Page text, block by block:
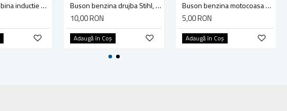
Ballast xenon D3S, super slim, 12v, 35w, 2000h, compatibil Volkswagen, Audi, Rover Bec auto cu halogen pentru far, Philips Vision H1, +30%, 12V, 55W
18,00 RON
Adaugă în Coş
Aprindere, bobina inductie motocoasa chinezeasca TL43 TL 52, Ruris Dac 210, Dac 310 Buson benzina drujba Stihl, model cu clapeta
10,00 RON
Adaugă în Coş
Buson benzina motocoasa TL43/52
5,00 RON
Adaugă în Coş